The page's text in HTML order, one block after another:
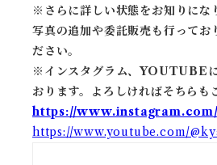
※ さらに詳しい状態をお知りにな
写真の追加や委託販売も行ってお
ださい。
※ インスタグラム、YOUTUBE
おります。よろしければそちらも
https://
https://www.youtube.com/